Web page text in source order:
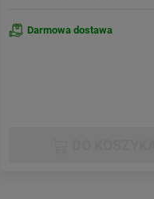
Darmowa dostawa